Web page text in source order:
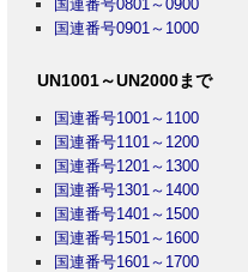
国連番号0801～0900
国連番号0901～1000
UN1001～UN2000まで
国連番号1001～1100
国連番号1101～1200
国連番号1201～1300
国連番号1301～1400
国連番号1401～1500
国連番号1501～1600
国連番号1601～1700